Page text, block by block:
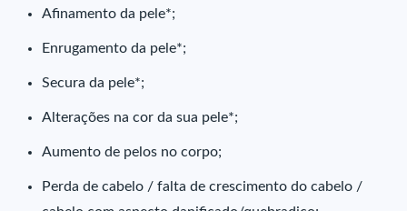
Afinamento da pele*;
Enrugamento da pele*;
Secura da pele*;
Alterações na cor da sua pele*;
Aumento de pelos no corpo;
Perda de cabelo / falta de crescimento do cabelo /